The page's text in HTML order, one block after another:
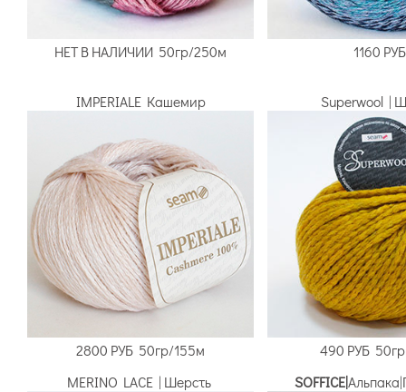
НЕТ В НАЛИЧИИ 50гр/250м 1160
IMPERIALE Кашемир
2800 РУБ 50гр/155м
Superwool |
490 РУБ
MERINO LACE | Шерсть
SOFFICE|